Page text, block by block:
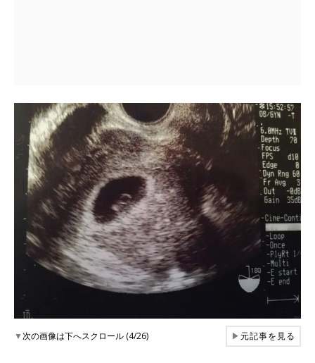
▼次の画像は下へスクロール (4/26) ▶元記事を見る